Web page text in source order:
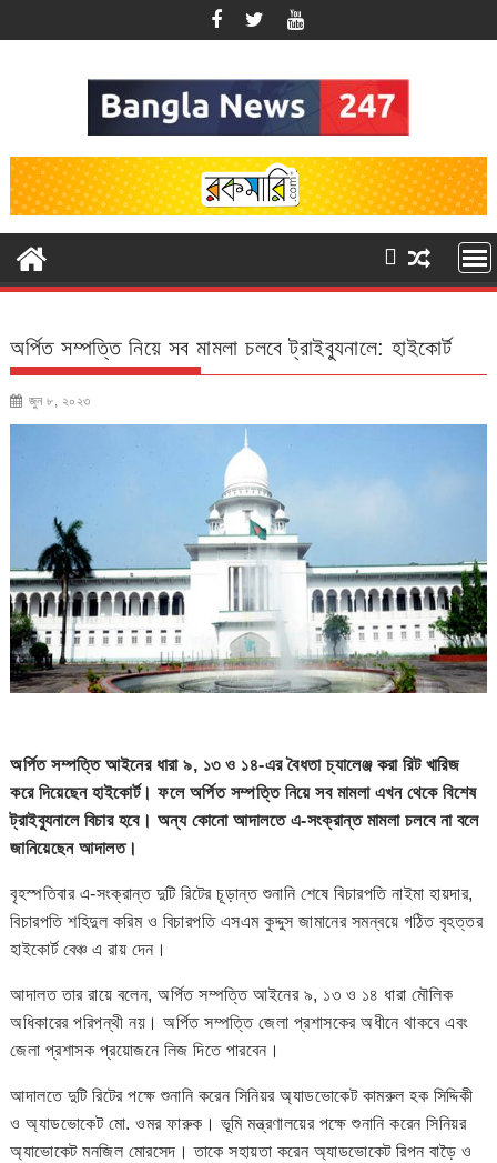
to
অর্পিত সম্পত্তি নিয়ে সব মামলা চলবে ট্রাইব্যুনালে: হাইকোর্ট
জুন ৮, ২০২৩
অর্পিত সম্পত্তি আইনের ধারা ৯, ১৩ ও ১৪-এর বৈধতা চ্যালেঞ্জ করা রিট খারিজ
করে দিয়েছেন হাইকোর্ট। ফলে অর্পিত সম্পত্তি নিয়ে সব মামলা এখন থেকে বিশেষ
ট্রাইব্যুনালে বিচার হবে। অন্য কোনো আদালতে এ-সংক্রান্ত মামলা চলবে না বলে
জানিয়েছেন আদালত।
বৃহস্পতিবার এ-সংক্রান্ত দুটি রিটের চূড়ান্ত শুনানি শেষে বিচারপতি নাইমা হায়দার,
বিচারপতি শহিদুল করিম ও বিচারপতি এসএম কুদ্দুস জামানের সমন্বয়ে গঠিত বৃহত্তর
হাইকোর্ট বেঞ্চ এ রায় দেন।
আদালত তার রায়ে বলেন, অর্পিত সম্পত্তি আইনের ৯, ১৩ ও ১৪ ধারা মৌলিক
অধিকারের পরিপন্থী নয়। অর্পিত সম্পত্তি জেলা প্রশাসকের অধীনে থাকবে এবং
জেলা প্রশাসক প্রয়োজনে লিজ দিতে পারবেন।
আদালতে দুটি রিটের পক্ষে শুনানি করেন সিনিয়র অ্যাডভোকেট কামরুল হক সিদ্দিকী
ও অ্যাডভোকেট মো. ওমর ফারুক। ভূমি মন্ত্রণালয়ের পক্ষে শুনানি করেন সিনিয়র
অ্যাভোকেট মনজিল মোরসেদ। তাকে সহায়তা করেন অ্যাডভোকেট রিপন বাড়ৈ ও